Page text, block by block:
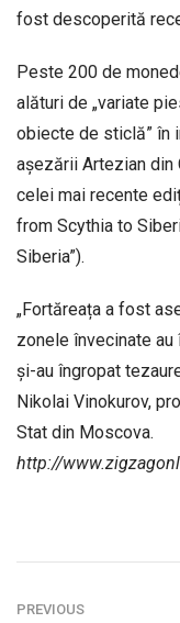
fost descoperită
Peste 200 de
alături de „variate
obiecte de sticlă” în
așezării Artezian din
celei mai recente
from Scythia to
Siberia”).
„Fortăreața a fost
zonele învecinate
și-au îngropat
Nikolai Vinokurov,
Stat din Moscova.
http://
PREVIOUS